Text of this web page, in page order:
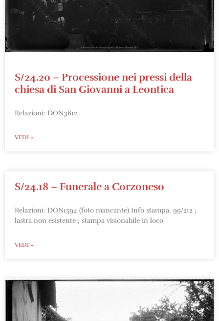
S/24.20 – Processione nei pressi della
chiesa di San Giovanni a Leontica
Relazioni: DON3812
VEDI »
S/24.18 – Funerale a Corzoneso
Relazioni: DON1594 (foto mancante) Info stampa: 99/212 ;
lastra non esistente ; stampa visionabile in loco
VEDI »